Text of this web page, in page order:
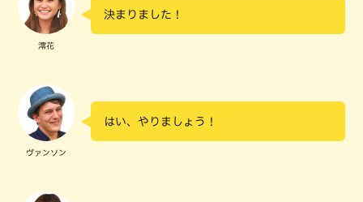
澪花
決まりました！
ヴァンソン
はい、やりましょう！